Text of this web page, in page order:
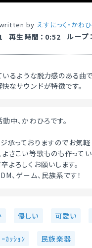
by えすにっく・かわ
再生時間 ： 0:52 ループ ：
るような脱力感のある曲
なサウンドが特徴です。
中、かわひろです。
承っておりますのでお気軽
よさこい等歌ものも作って
よろしくお願いします。
、ゲーム、民族系です！
優しい 可愛い
ｶｯｼｮﾝ 民族楽器